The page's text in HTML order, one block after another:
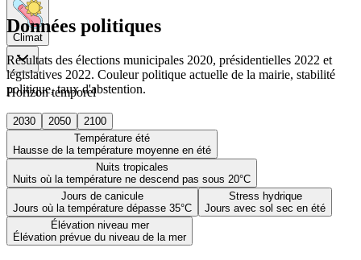
Climat
Horizon temporel
2030 2050
2100
Température été
Hausse de la température moyenne en été
Nuits tropicales
Nuits où la température ne descend pas sous 20°C
Jours de canicule
Jours où la température dépasse 35°C
Stress hydrique
Jours avec sol sec en été
Élévation niveau mer
Élévation prévue du niveau de la mer
Données politiques
Résultats des élections municipales 2020, présidentielles 2022 et
législatives 2022. Couleur politique actuelle de la mairie, stabilité
politique, taux d'abstention.